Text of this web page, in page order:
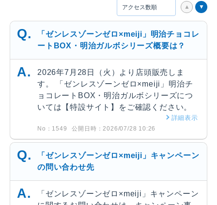
「ゼンレスゾーンゼロ×meiji」明治チョコレ
ートBOX・明治ガルボシリーズ概要は？
2026年7月28日（火）より店頭販売しま
す。 「ゼンレスゾーンゼロ×meiji」明治チ
ョコレートBOX・明治ガルボシリーズにつ
いては【特設サイト】をご確認ください。
詳細表示
No：1549 公開日時：2026/07/28 10:26
「ゼンレスゾーンゼロ×meiji」キャンペーン
の問い合わせ先
「ゼンレスゾーンゼロ×meiji」キャンペーン